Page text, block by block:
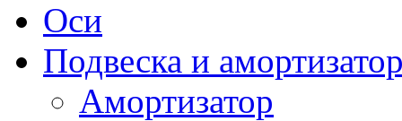
Оси
Подвеска и
Амортизатор